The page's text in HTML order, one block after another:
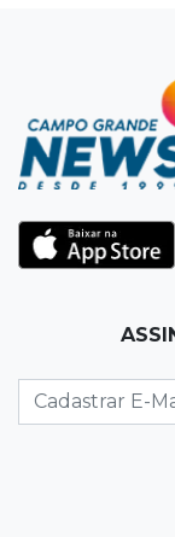
Agosto no
07:33
do Meio
Indústria